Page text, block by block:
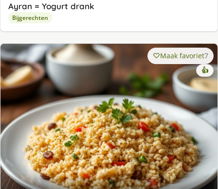
Ayran = Yogurt drank
Bijgerechten
Maak favoriet7
👍